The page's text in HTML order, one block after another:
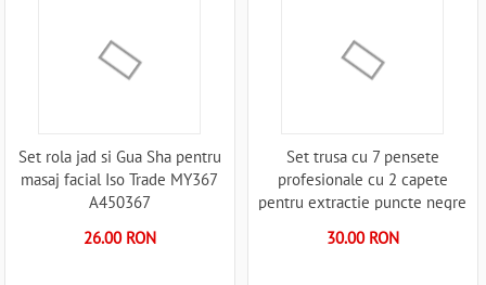
Set rola jad si Gua Sha pentru
masaj facial Iso Trade MY367
A450367
26.00 RON
Set trusa cu 7 pensete
profesionale cu 2 capete
pentru extractie puncte negre
30.00 RON